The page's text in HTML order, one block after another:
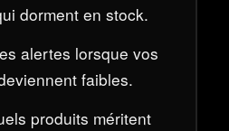
dorment en stock.
alertes lorsque vos
faibles.
produits méritent